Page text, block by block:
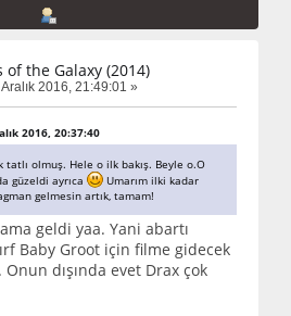
the Galaxy (2014)
2016, 21:49:01 »
2016, 20:37:40
tatlı olmuş. Hele o ilk bakış. Beyle o.O
güzeldi ayrıca
Umarım ilki kadar
gelmesin artık, tamam!
geldi yaa. Yani abartı
Baby Groot için filme gidecek
dışında evet Drax çok